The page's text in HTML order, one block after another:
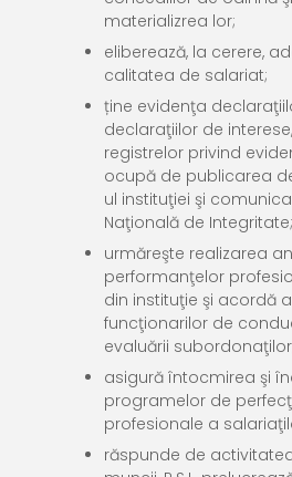
materializrea lor;
eliberează, la cerere,
calitatea de salariat;
ține evidenţa
declaraţiilor de
registrelor privind
ocupă de publicarea
ul instituţiei şi
Naţională de Integritate;
urmăreşte realizarea
performanţelor
din instituţie şi acordă
funcţionarilor de
evaluării
asigură întocmirea şi
programelor de
profesionale a
răspunde de